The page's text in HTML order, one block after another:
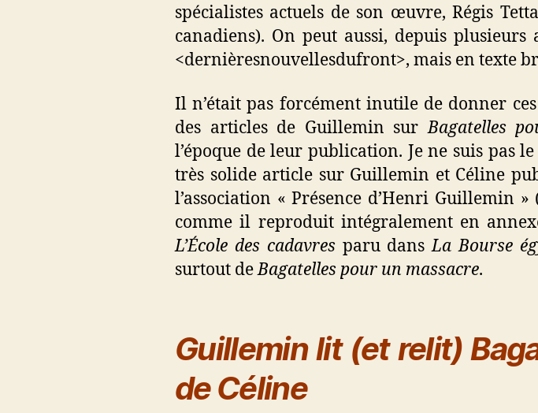
spécialistes actuels de son œuvre, Régis
canadiens). On peut aussi, depuis
<dernièresnouvellesdufront>, mais en texte
Il n’était pas forcément inutile de donner
des articles de Guillemin surBagatelles
l’époque de leur publication. Je ne suis pas
très solide article sur Guillemin et Céline
l’association « Présence d’Henri Guillemin
comme il reproduit intégralement en
L’École des cadavres paru dans La Bourse
surtout deBagatelles pour un massacre.
Guillemin lit (et relit)
de Céline